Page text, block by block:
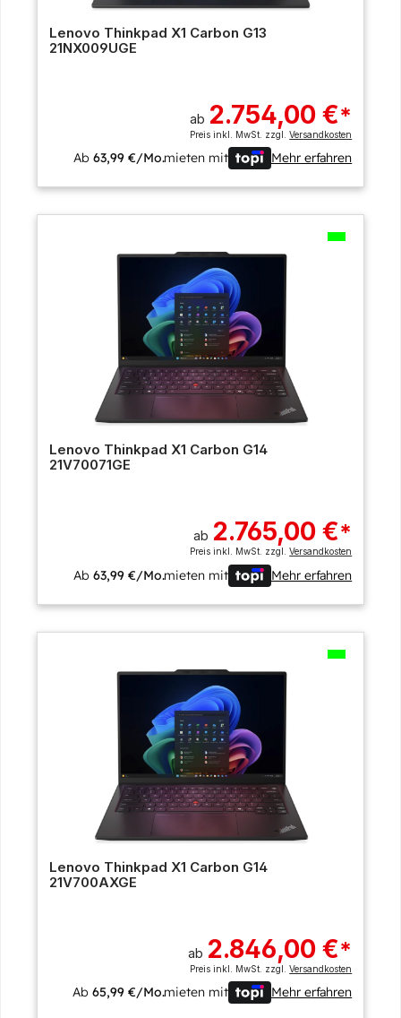
Lenovo Thinkpad X1 Carbon G13
21NX009UGE
ab 2.754,00 €*
Preis inkl. MwSt. zzgl.Versandkosten
Ab63,99 €/Mo.mieten mit Mehr erfahren
Lenovo Thinkpad X1 Carbon G14
21V70071GE
ab 2.765,00 €*
Preis inkl. MwSt. zzgl.Versandkosten
Ab63,99 €/Mo.mieten mit Mehr erfahren
Lenovo Thinkpad X1 Carbon G14
21V700AXGE
ab 2.846,00 €*
Preis inkl. MwSt. zzgl.Versandkosten
Ab65,99 €/Mo.mieten mit Mehr erfahren